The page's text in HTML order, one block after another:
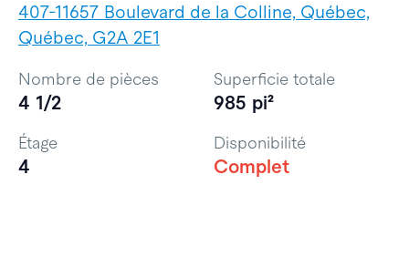
407-11657 Boulevard de la Colline, Québec,
Québec, G2A 2E1
Nombre de pièces
4 1/2
Superficie totale
985 pi²
Étage
4
Disponibilité
Complet